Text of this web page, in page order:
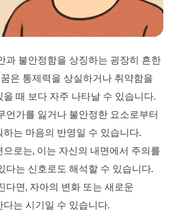
과 불안정함을 상징하는 굉장히 흔한
은 통제력을 상실하거나 취약함을
때 보다 자주 나타날 수 있습니다.
언가를 잃거나 불안정한 요소로부터
는 마음의 반영일 수 있습니다.
로는, 이는 자신의 내면에서 주의를
다는 신호로도 해석할 수 있습니다.
다면, 자아의 변화 또는 새로운
는 시기일 수 있습니다.